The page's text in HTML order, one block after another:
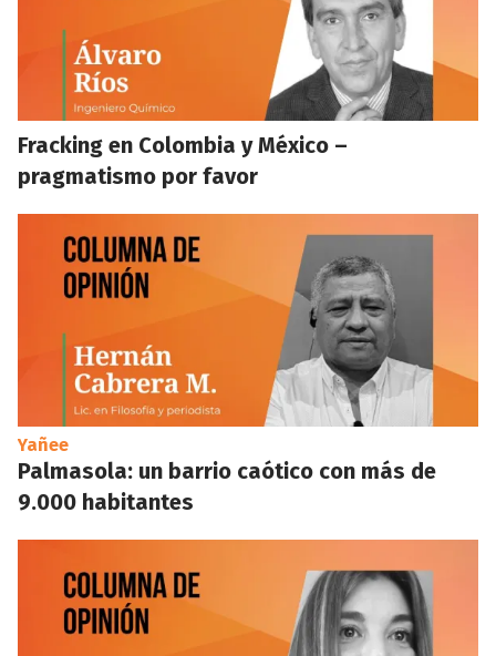
Fracking en Colombia y México –
pragmatismo por favor
Yañee
Palmasola: un barrio caótico con más de
9.000 habitantes